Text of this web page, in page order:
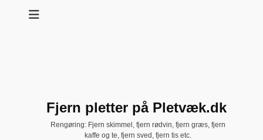
Fjern pletter på Pletvæk.dk
Rengøring: Fjern skimmel, fjern rødvin, fjern græs, fjern
kaffe og te, fjern sved, fjern tis etc.